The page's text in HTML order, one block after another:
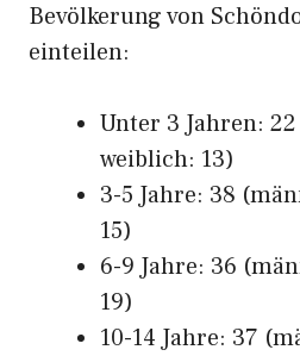
Bevölkerung von
einteilen:
Unter 3 Jahren:
weiblich: 13)
3-5 Jahre: 38
15)
6-9 Jahre: 36
19)
10-14 Jahre: 37